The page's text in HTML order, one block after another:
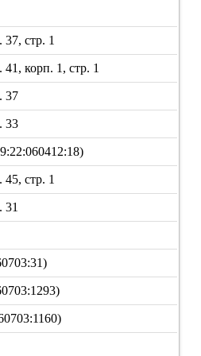
стр. 1
корп. 1, стр. 1
37
33
стр. 1
31